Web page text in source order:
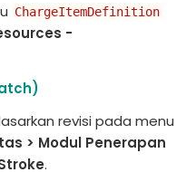
ChargeItemDefinition
-
revisi pada menu
> Modul Penerapan
.